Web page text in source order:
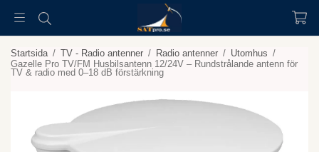
Startsida / TV - Radio antenner / Radio antenner / Utomhus /
Gazelle Pro TV/FM Husbilsantenn 12/24V – Rundstrålande antenn för
TV & radio med 0–18 dB förstärkning